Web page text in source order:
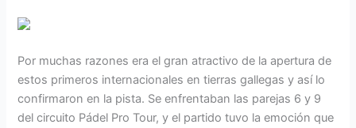
Por muchas razones era el gran atractivo de la apertura de
estos primeros internacionales en tierras gallegas y así lo
confirmaron en la pista. Se enfrentaban las parejas 6 y 9
del circuito Pádel Pro Tour, y el partido tuvo la emoción que